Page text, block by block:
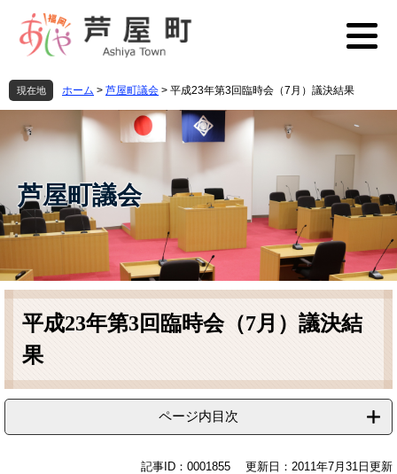
先
頭
す
を
飛
し
へ
現在地 ホーム > 芦屋町議会 > 平成23年第3回臨時会（7月）議決結果
芦屋町議会
本
平成23年第3回臨時会（7月）議決結
果
ページ内目次
記事ID：0001855 更新日：2011年7月31日更新